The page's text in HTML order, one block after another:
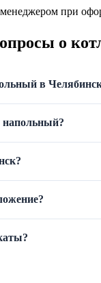
при
о
в
напольный?